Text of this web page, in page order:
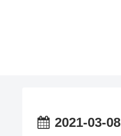
2021-03-08